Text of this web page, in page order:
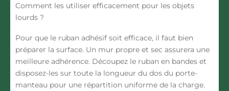
Comment les utiliser efficacement pour les objets
lourds ?
Pour que le ruban adhésif soit efficace, il faut bien
préparer la surface. Un mur propre et sec assurera une
meilleure adhérence. Découpez le ruban en bandes et
disposez-les sur toute la longueur du dos du porte-
manteau pour une répartition uniforme de la charge.